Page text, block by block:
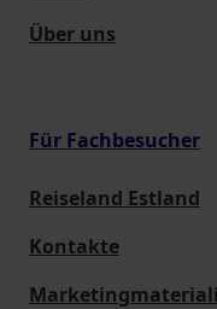
Über uns
Für Fachbesucher
Reiseland Estland
Kontakte